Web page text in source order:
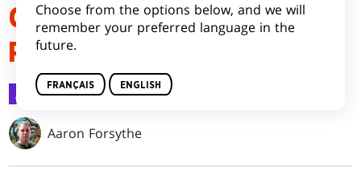
CARTES INTERDITES ET
RESTREINTES
Annonces 24 avr. 2017
Aaron Forsythe
Choose from the options below, and we will
remember your preferred language in the
future.
FRANÇAIS ENGLISH